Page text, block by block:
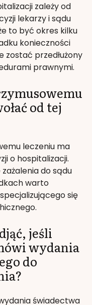
zależy od
lekarzy i sądu
to być okres kilku
konieczności
zostać przedłużony
prawnymi.
od tej
leczeniu ma
o hospitalizacji.
do sądu
warto
się
jeśli
wydania
do
świadectwa